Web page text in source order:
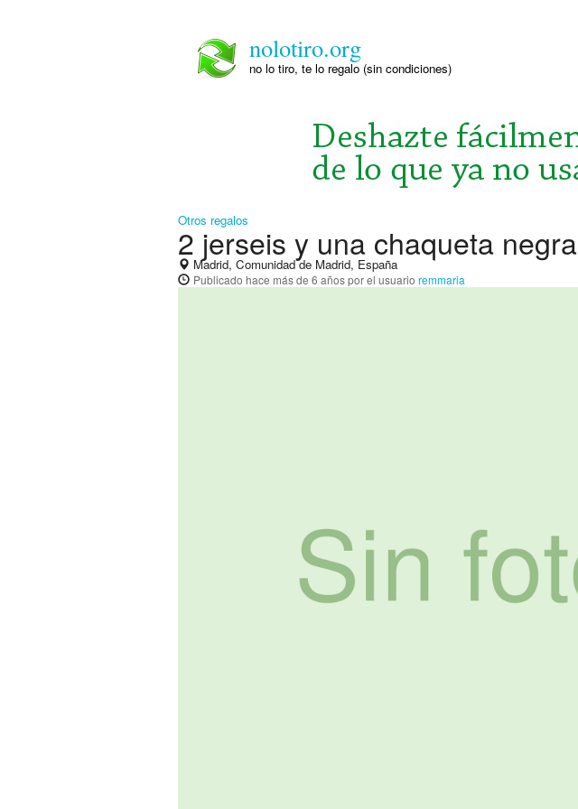
nolotiro.org
no lo tiro, te lo regalo (sin condiciones)
Otros regalos
2 jerseis y una chaqueta negra
Madrid, Comunidad de Madrid, España
Publicado hace más de 6 añospor el usuario remmaria